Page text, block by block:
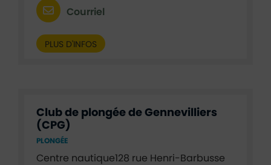
Courriel
PLUS D'INFOS
Club de plongée de Gennevilliers
(CPG)
PLONGÉE
Centre nautique128 rue Henri-Barbusse